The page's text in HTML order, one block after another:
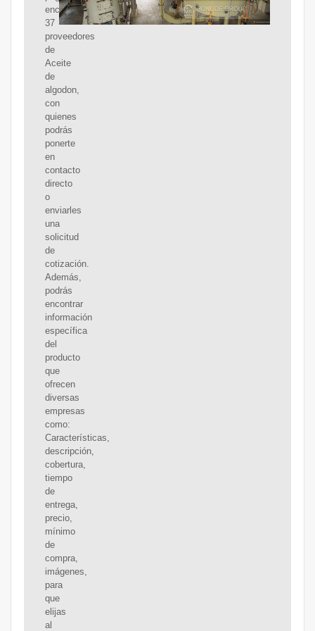
encontrarás
37
proveedores
de
Aceite
de
algodon,
con
quienes
podrás
ponerte
en
contacto
directo
o
enviarles
una
solicitud
de
cotización.
Además,
podrás
encontrar
información
específica
del
producto
que
ofrecen
diversas
empresas
como:
Características,
descripción,
cobertura,
tiempo
de
entrega,
precio,
mínimo
de
compra,
imágenes,
para
que
elijas
al